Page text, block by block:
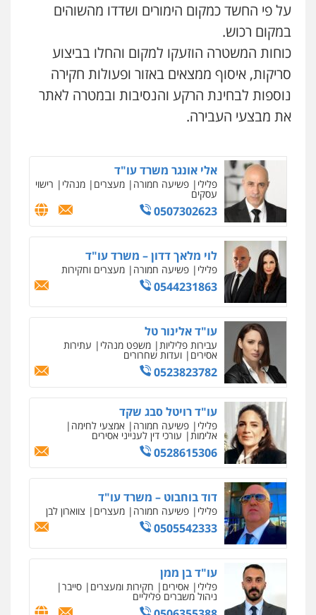
סמים רכוש
עו"ד אלון ארז
פלילי צבאי סמים אלימות במשפחה צווארון
לבן
0507368203
דין לענייני אסירים
0507913332
עו"ד איהאב ג'לג'ולי
אסירים
0505216700
עו"ד שלומי שרון
פלילי צבאי מעצרים וחקירות
0547342002
עו"ד אלון קריטי
פלילי כלכלי אלימות סמים
0525544654
מנשה, אלמוג – עורכי דין
עורכי דין לענייני אסירים מעצרים וחקירות
0546470989
עו"ד זוהר ארבל
קטינים
0538788878
על פי החשד כמקום הימורים ושדדו מהשוהים
במקום רכוש.
כוחות המשטרה הוזעקו למקום והחלו בביצוע
סריקות, איסוף ממצאים באזור ופעולות חקירה
נוספות לבחינת הרקע והנסיבות ובמטרה לאתר
את מבצעי העבירה.
עו"ד עלי סעדי
פלילי
0508824984
עו"ד שגיא אקו
פלילי מעצרים וחקירות סמים עבירות מין
עורכי דין לענייני אסירים
אלי אונגר משרד עו"ד
פלילי פשיעה חמורה מעצרים מנהלי רישוי
עסקים
0507302623
לוי מלאך דדון – משרד עו"ד
פלילי פשיעה חמורה מעצרים וחקירות
0544231863
עו"ד אלינור טל
עבירות פליליות משפט מנהלי עתירות
אסירים ועדות שחרורים
0523823782
עו"ד רויטל סבג שקד
פלילי פשיעה חמורה אמצעי לחימה
אלימות עורכי דין לענייני אסירים
0528615306
דוד בוחבוט – משרד עו"ד
פלילי פשיעה חמורה מעצרים צווארון לבן
0505542333
עו"ד בן ממן
פלילי אסירים חקירות ומעצרים סייבר
ניהול משברים פליליים
ניר קידר – צלם
0504578527
שירותים מקצועיים לעורכי דין
0522508109
אחסון אתרים
מקצועיים לעורכי דין
מרכז התחלה חדשה
0544500346
0504062539